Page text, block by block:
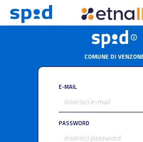
COMUNE DI
E-MAIL
PASSWORD